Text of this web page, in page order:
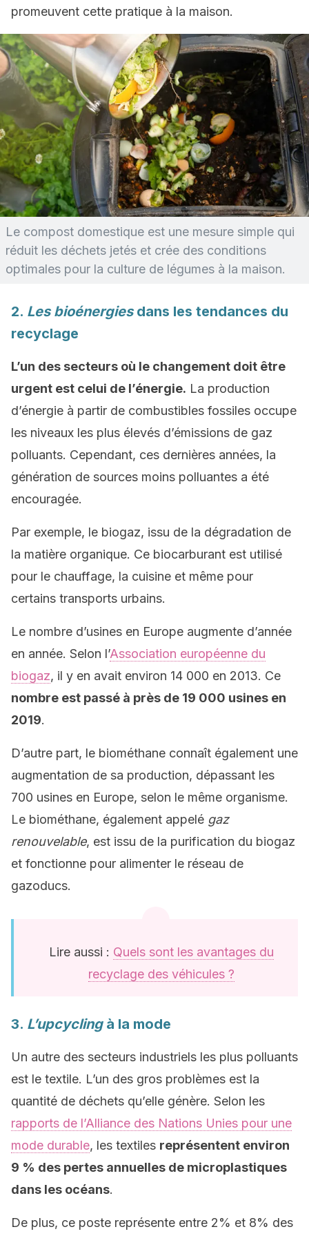
promeuvent cette pratique à la maison.
Le compost domestique est une mesure simple qui
réduit les déchets jetés et crée des conditions
optimales pour la culture de légumes à la maison.
2. Les bioénergiesdans les tendances du
recyclage
L’un des secteurs où le changement doit être
urgent est celui de l’énergie. La production
d’énergie à partir de combustibles fossiles occupe
les niveaux les plus élevés d’émissions de gaz
polluants. Cependant, ces dernières années, la
génération de sources moins polluantes a été
encouragée.
Par exemple, le biogaz, issu de la dégradation de
la matière organique. Ce biocarburant est utilisé
pour le chauffage, la cuisine et même pour
certains transports urbains.
Le nombre d’usines en Europe augmente d’année
en année. Selon l’Association européenne du
biogaz, il y en avait environ 14 000 en 2013. Ce
nombre est passé à près de 19 000 usines en
2019.
D’autre part, le biométhane connaît également une
augmentation de sa production, dépassant les
700 usines en Europe, selon le même organisme.
Le biométhane, également appelé gaz
renouvelable, est issu de la purification du biogaz
et fonctionne pour alimenter le réseau de
gazoducs.
Lire aussi : Quels sont les avantages du
recyclage des véhicules ?
3. L’upcyclingà la mode
Un autre des secteurs industriels les plus polluants
est le textile. L’un des gros problèmes est la
quantité de déchets qu’elle génère. Selon les
rapports de l’Alliance des Nations Unies pour une
mode durable, les textiles représentent environ
9 % des pertes annuelles de microplastiques
dans les océans.
De plus, ce poste représente entre 2% et 8% des